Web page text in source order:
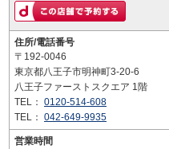
住所/電話番号
〒192-0046
東京都八王子市明神町3-20-6
八王子ファーストスクエア 1階
TEL： 0120-514-608
TEL： 042-649-9935
営業時間